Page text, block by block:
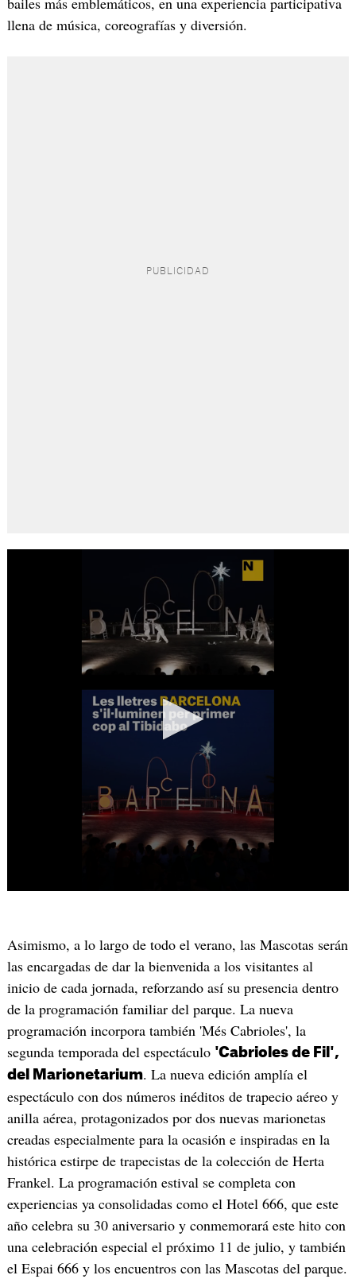
llena de música, coreografías y diversión.
Asimismo, a lo largo de todo el verano, las Mascotas serán
las encargadas de dar la bienvenida a los visitantes al
inicio de cada jornada, reforzando así su presencia dentro
de la programación familiar del parque. La nueva
programación incorpora también 'Més Cabrioles', la
segunda temporada del espectáculo 'Cabrioles de Fil',
del Marionetarium. La nueva edición amplía el
espectáculo con dos números inéditos de trapecio aéreo y
anilla aérea, protagonizados por dos nuevas marionetas
creadas especialmente para la ocasión e inspiradas en la
histórica estirpe de trapecistas de la colección de Herta
Frankel. La programación estival se completa con
experiencias ya consolidadas como el Hotel 666, que este
año celebra su 30 aniversario y conmemorará este hito con
una celebración especial el próximo 11 de julio, y también
el Espai 666 y los encuentros con las Mascotas del parque.